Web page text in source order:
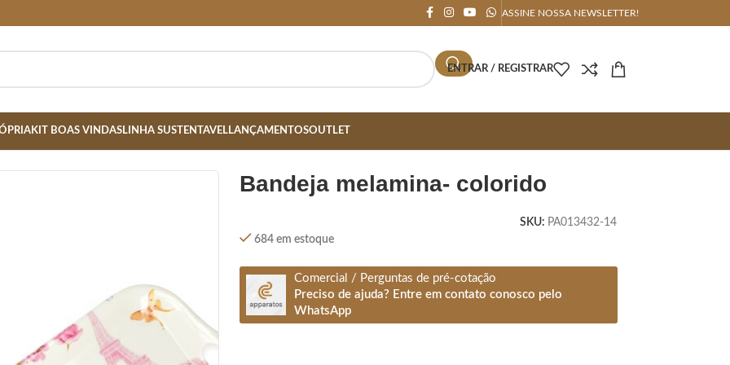
ASSINE NOSSA NEWSLETTER!
ENTRAR / REGISTRAR
KIT BOAS VINDASLINHA SUSTENTAVELLANÇAMENTOSOUTLET
bandeja melamina- colorido
SKU: PA013432-14
684 em estoque
Comercial / Perguntas de pré-cotação
Preciso de ajuda? Entre em contato conosco pelo
WhatsApp